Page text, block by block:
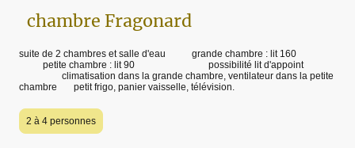
chambre Fragonard
suite de 2 chambres et salle d'eau grande chambre : lit 160
petite chambre : lit 90 possibilité lit d'appoint
climatisation dans la grande chambre, ventilateur dans la petite
chambre petit frigo, panier vaisselle, télévision.
2 à 4 personnes